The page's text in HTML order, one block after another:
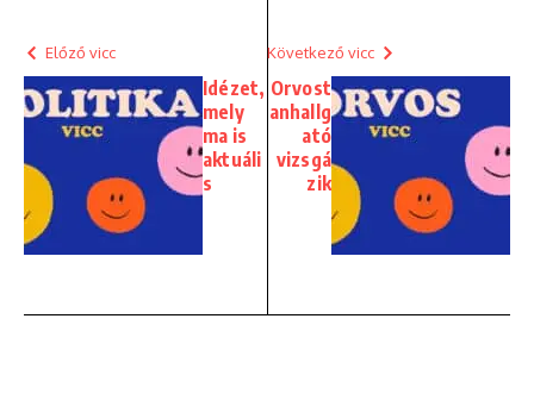
Előző vicc
Idézet,
mely
ma is
aktuáli
s
Következő vicc
Orvost
anhallg
ató
vizsgá
zik